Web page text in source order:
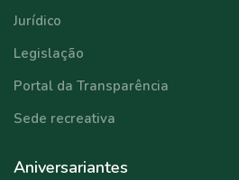
Jurídico
Legislação
Portal da Transparência
Sede recreativa
Aniversariantes